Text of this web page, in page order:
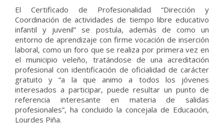
El Certificado de Profesionalidad “Dirección y
Coordinación de actividades de tiempo libre educativo
infantil y juvenil” se postula, además de como un
entorno de aprendizaje con firme vocación de inserción
laboral, como un foro que se realiza por primera vez en
el municipio veleño, tratándose de una acreditación
profesional con identificación de oficialidad de carácter
gratuito y “a la que animo a todos los jóvenes
interesados a participar, puede resultar un punto de
referencia interesante en materia de salidas
profesionales”, ha concluido la concejala de Educación,
Lourdes Piña.